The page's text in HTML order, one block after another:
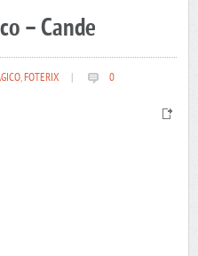
– Cande
,FOTERIX 0